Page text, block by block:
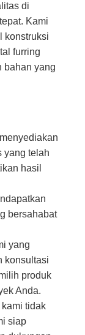
di
Kami
konstruksi
furring
bahan yang
yang telah
hasil
bersahabat
yang
konsultasi
produk
Anda.
kami tidak
siap